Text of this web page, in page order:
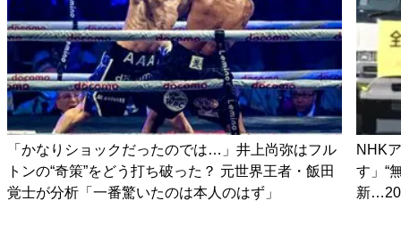
「かなりショックだったのでは…」井上尚弥はフル
トンの“奇策”をどう打ち破った？ 元世界王者・飯田
覚士が分析「一番驚いたのは本人のはず」
NHK
す」“
新…20